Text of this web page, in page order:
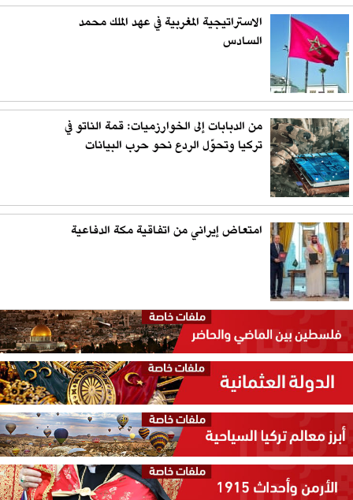
الاستراتيجية المغربية في عهد الملك محمد
السادس
من الدبابات إلى الخوارزميات: قمة الناتو في
تركيا وتحوّل الردع نحو حرب البيانات
امتعاض إيراني من اتفاقية مكة الدفاعية